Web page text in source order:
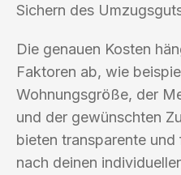
Sichern des
Die genauen Kosten
Faktoren ab, wie
Wohnungsgröße, der
und der gewünschten
bieten transparente und
nach deinen